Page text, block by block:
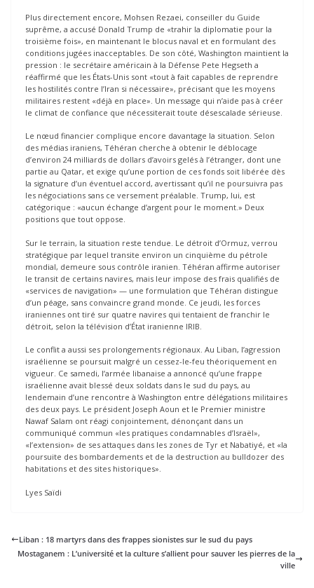
Plus directement encore, Mohsen Rezaei, conseiller du Guide
suprême, a accusé Donald Trump de «trahir la diplomatie pour la
troisième fois», en maintenant le blocus naval et en formulant des
conditions jugées inacceptables. De son côté, Washington maintient la
pression : le secrétaire américain à la Défense Pete Hegseth a
réaffirmé que les États-Unis sont «tout à fait capables de reprendre
les hostilités contre l’Iran si nécessaire», précisant que les moyens
militaires restent «déjà en place». Un message qui n’aide pas à créer
le climat de confiance que nécessiterait toute désescalade sérieuse.
Le nœud financier complique encore davantage la situation. Selon
des médias iraniens, Téhéran cherche à obtenir le déblocage
d’environ 24 milliards de dollars d’avoirs gelés à l’étranger, dont une
partie au Qatar, et exige qu’une portion de ces fonds soit libérée dès
la signature d’un éventuel accord, avertissant qu’il ne poursuivra pas
les négociations sans ce versement préalable. Trump, lui, est
catégorique : «aucun échange d’argent pour le moment.» Deux
positions que tout oppose.
Sur le terrain, la situation reste tendue. Le détroit d’Ormuz, verrou
stratégique par lequel transite environ un cinquième du pétrole
mondial, demeure sous contrôle iranien. Téhéran affirme autoriser
le transit de certains navires, mais leur impose des frais qualifiés de
«services de navigation» — une formulation que Téhéran distingue
d’un péage, sans convaincre grand monde. Ce jeudi, les forces
iraniennes ont tiré sur quatre navires qui tentaient de franchir le
détroit, selon la télévision d’État iranienne IRIB.
Le conflit a aussi ses prolongements régionaux. Au Liban, l’agression
israélienne se poursuit malgré un cessez-le-feu théoriquement en
vigueur. Ce samedi, l’armée libanaise a annoncé qu’une frappe
israélienne avait blessé deux soldats dans le sud du pays, au
lendemain d’une rencontre à Washington entre délégations militaires
des deux pays. Le président Joseph Aoun et le Premier ministre
Nawaf Salam ont réagi conjointement, dénonçant dans un
communiqué commun «les pratiques condamnables d’Israël»,
«l’extension» de ses attaques dans les zones de Tyr et Nabatiyé, et «la
poursuite des bombardements et de la destruction au bulldozer des
habitations et des sites historiques».
Lyes Saïdi
Liban : 18 martyrs dans des frappes sionistes sur le sud du pays
Mostaganem : L’université et la culture s’allient pour sauver les pierres de la
ville